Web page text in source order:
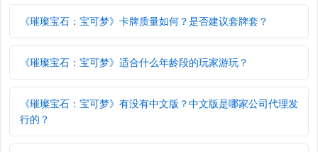
《璀璨宝石：宝可梦》卡牌质量如何？是否建议套牌套？
《璀璨宝石：宝可梦》适合什么年龄段的玩家游玩？
《璀璨宝石：宝可梦》有没有中文版？中文版是哪家公司代理发
行的？